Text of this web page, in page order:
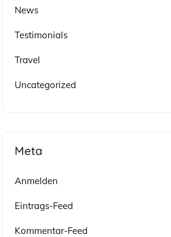
News
Testimonials
Travel
Uncategorized
Meta
Anmelden
Eintrags-Feed
Kommentar-Feed